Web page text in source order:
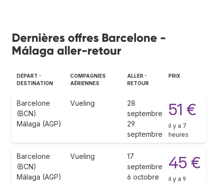
Dernières offres Barcelone -
Málaga aller-retour
DÉPART -
DESTINATION
COMPAGNIES
AÉRIENNES
ALLER -
RETOUR
PRIX
Barcelone
(BCN)
Málaga (AGP)
Vueling
28
septembre
29
septembre
51 €
il y a 7
heures
Barcelone
(BCN)
Málaga (AGP)
Vueling
17
septembre
6 octobre
45 €
il y a 9